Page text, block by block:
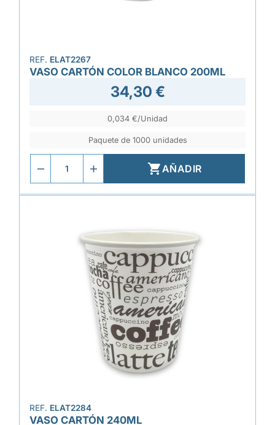
REF. ELAT2267
VASO CARTÓN COLOR BLANCO 200ML
34,30 €
0,034 €/Unidad
Paquete de 1000 unidades
AÑADIR
REF. ELAT2284
VASO CARTÓN 240ML